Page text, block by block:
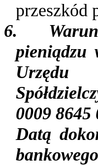
przeszkód
6.
pieniądzu
Urzędu
0009 8645
Datą